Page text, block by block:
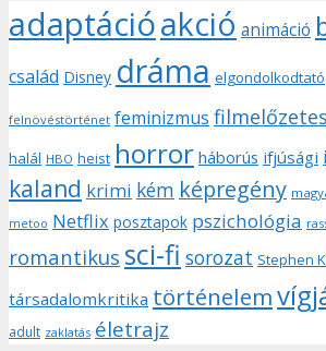
adaptációakció animáció
család Disney dráma elgondolkodtató
felnövéstörténet feminizmus filmelőzetes
halál HBO heist horror háborús ifjúsági
kaland krimi kém képregény
metoo Netflix posztapok pszichológia
romantikus sci-fi sorozat Stephen
társadalomkritika történelem
adult zaklatás életrajz